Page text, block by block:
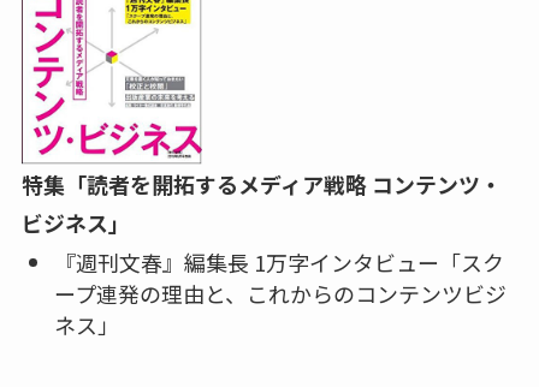
特集「読者を開拓するメディア戦略 コンテンツ・
ビジネス」
『週刊文春』編集長 1万字インタビュー「スク
ープ連発の理由と、これからのコンテンツビジ
ネス」